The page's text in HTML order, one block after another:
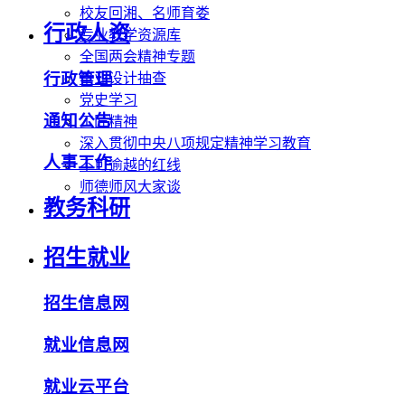
校友回湘、名师育娄
专业教学资源库
全国两会精神专题
毕业设计抽查
党史学习
工匠精神
深入贯彻中央八项规定精神学习教育
不可逾越的红线
师德师风大家谈
行政人资
行政管理
通知公告
人事工作
教务科研
招生就业
招生信息网
就业信息网
就业云平台